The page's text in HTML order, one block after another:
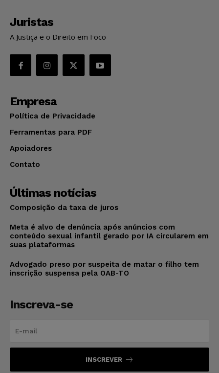
Juristas
A Justiça e o Direito em Foco
Empresa
Política de Privacidade
Ferramentas para PDF
Apoiadores
Contato
Últimas notícias
Composição da taxa de juros
Meta é alvo de denúncia após anúncios com
conteúdo sexual infantil gerado por IA circularem em
suas plataformas
Advogado preso por suspeita de matar o filho tem
inscrição suspensa pela OAB-TO
Inscreva-se
INSCREVER